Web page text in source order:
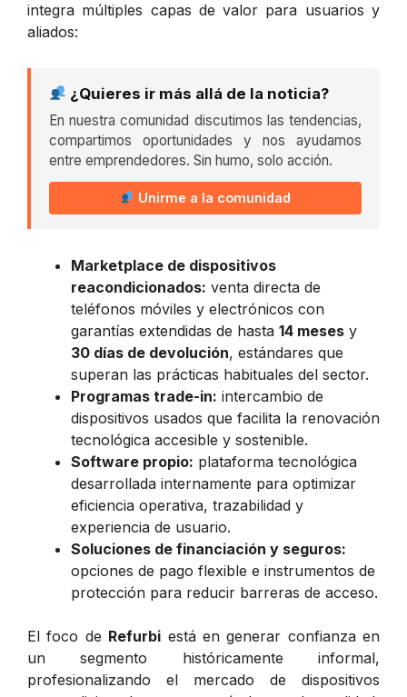
integra múltiples capas de valor para usuarios y
aliados:
¿Quieres ir más allá de la noticia?
En nuestra comunidad discutimos las tendencias,
compartimos oportunidades y nos ayudamos
entre emprendedores. Sin humo, solo acción.
Unirme a la comunidad
Marketplace de dispositivos
reacondicionados: venta directa de
teléfonos móviles y electrónicos con
garantías extendidas de hasta 14 meses y
30 días de devolución, estándares que
superan las prácticas habituales del sector.
Programas trade-in: intercambio de
dispositivos usados que facilita la renovación
tecnológica accesible y sostenible.
Software propio: plataforma tecnológica
desarrollada internamente para optimizar
eficiencia operativa, trazabilidad y
experiencia de usuario.
Soluciones de financiación y seguros:
opciones de pago flexible e instrumentos de
protección para reducir barreras de acceso.
El foco de Refurbi está en generar confianza en
un segmento históricamente informal,
profesionalizando el mercado de dispositivos